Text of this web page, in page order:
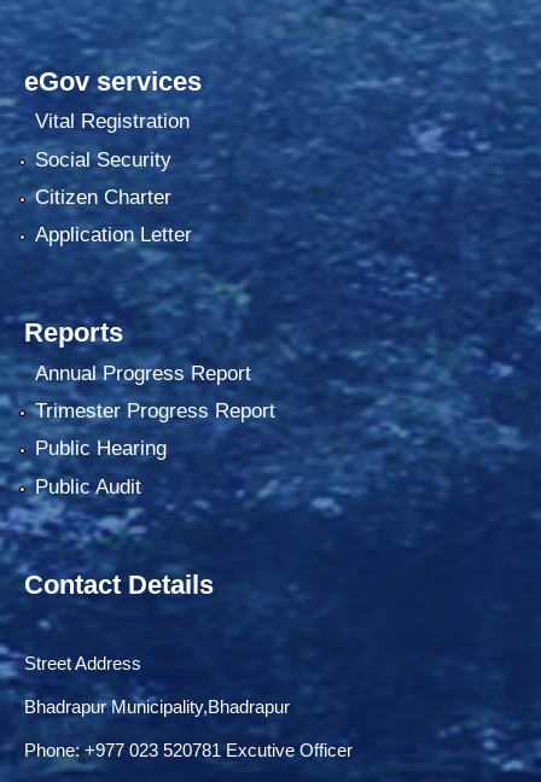
eGov services
Vital Registration
Social Security
Citizen Charter
Application Letter
Reports
Annual Progress Report
Trimester Progress Report
Public Hearing
Public Audit
Contact Details
Street Address
Bhadrapur Municipality,Bhadrapur
Phone: ‌+977 023 520781 Excutive Officer